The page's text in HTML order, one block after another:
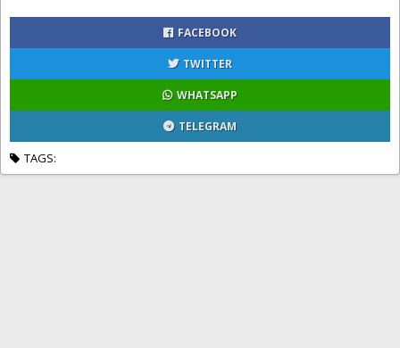
FACEBOOK
TWITTER
WHATSAPP
TELEGRAM
TAGS: